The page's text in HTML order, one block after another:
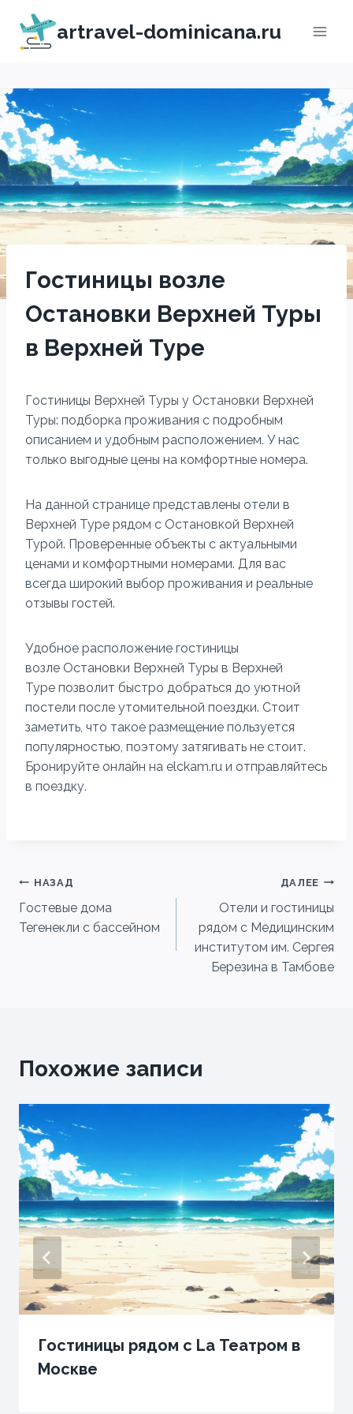
Перейти
содержимому
artravel-dominicana.ru
Гостиницы возле
Остановки Верхней Туры
в Верхней Туре
Гостиницы Верхней Туры у Остановки Верхней
Туры: подборка проживания с подробным
описанием и удобным расположением. У нас
только выгодные цены на комфортные номера.
На данной странице представлены отели в
Верхней Туре рядом с Остановкой Верхней
Турой. Проверенные объекты с актуальными
ценами и комфортными номерами. Для вас
всегда широкий выбор проживания и реальные
отзывы гостей.
Удобное расположение гостиницы
возле Остановки Верхней Туры в Верхней
Туре позволит быстро добраться до уютной
постели после утомительной поездки. Стоит
заметить, что такое размещение пользуется
популярностью, поэтому затягивать не стоит.
Бронируйте онлайн на elckam.ru и отправляйтесь
в поездку.
Навигация
по
НАЗАД
Гостевые дома
Тегенекли с бассейном
ДАЛЕЕ
Отели и гостиницы
рядом с Медицинским
институтом им. Сергея
Березина в Тамбове
Похожие записи
Гостиницы рядом с La Театром в
Москве